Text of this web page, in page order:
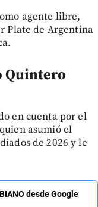
agente libre,
Plate de Argentina
Quintero
en cuenta por el
asumió el
de 2026 y le
desde Google